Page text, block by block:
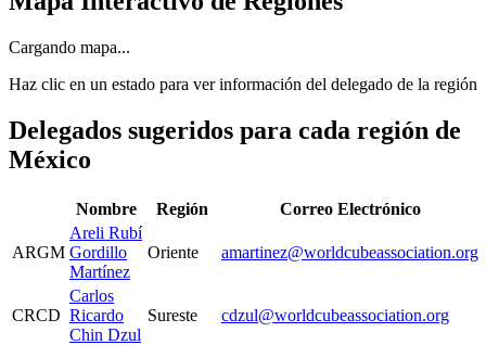
Cargando mapa...
Haz clic en un estado para ver información del delegado de la región
Delegados sugeridos para cada región de
México
Nombre Región Correo Electrónico
ARGM
Areli Rubí
Gordillo
Martínez
Oriente amartinez@worldcubeassociation.org
CRCD
Carlos
Ricardo
Chin Dzul
Sureste cdzul@worldcubeassociation.org